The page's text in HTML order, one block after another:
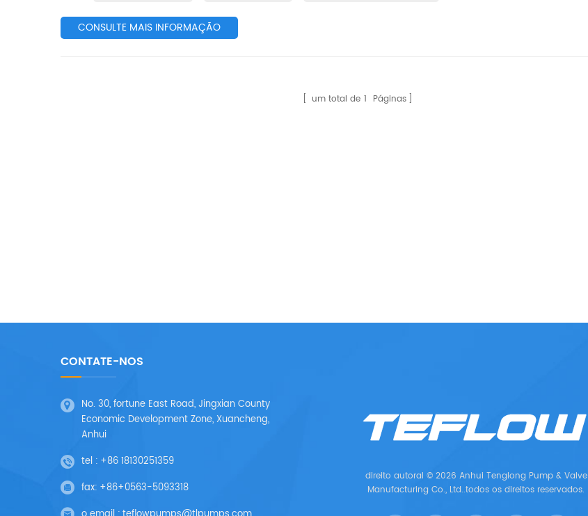
CONSULTE MAIS INFORMAÇÃO
um total de 1 Páginas
CONTATE-NOS
No. 30, fortune East Road, Jingxian County
Economic Development Zone, Xuancheng,
Anhui
tel : +86 18130251359
fax: +86+0563-5093318
direito autoral © 2026 Anhui Tenglong Pump & Valve
Manufacturing Co., Ltd..todos os direitos reservados.